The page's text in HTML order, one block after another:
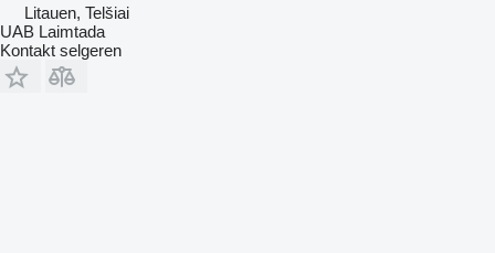
Litauen, Telšiai
UAB Laimtada
Kontakt selgeren